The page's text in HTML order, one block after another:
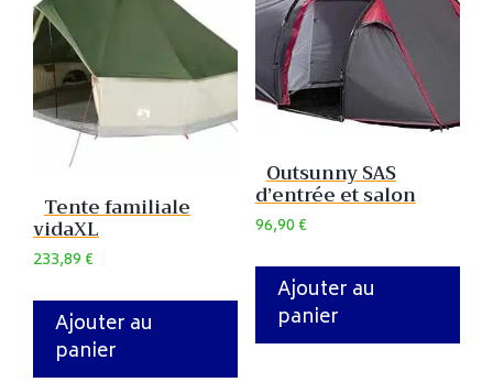
Tente familiale
vidaXL
233,89€
Ajouter au
panier
Outsunny SAS
d’entrée et salon
96,90€
Ajouter au
panier